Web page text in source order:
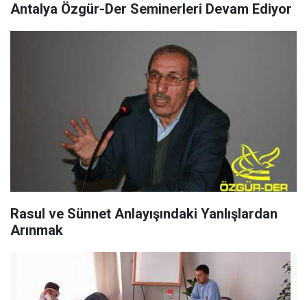
Antalya Özgür-Der Seminerleri Devam Ediyor
Rasul ve Sünnet Anlayışındaki Yanlışlardan
Arınmak